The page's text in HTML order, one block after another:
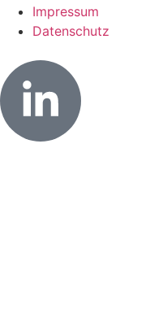
Impressum
Datenschutz